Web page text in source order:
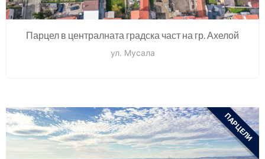
Парцел в централната градска част на гр. Ахелой
ул. Мусала
ПАРЦЕЛИ